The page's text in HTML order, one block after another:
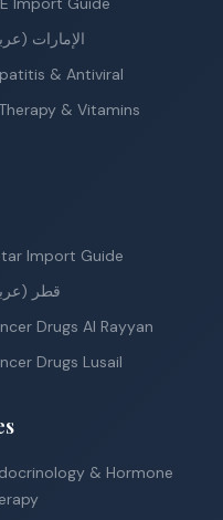
الإمارات
& Antiviral
& Vitamins
Import Guide
قطر
Drugs Al Rayyan
Drugs Lusail
& Hormone